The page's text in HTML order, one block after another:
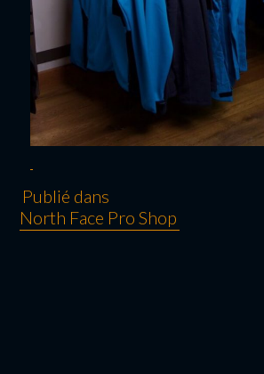
Publié dans
North Face Pro Shop